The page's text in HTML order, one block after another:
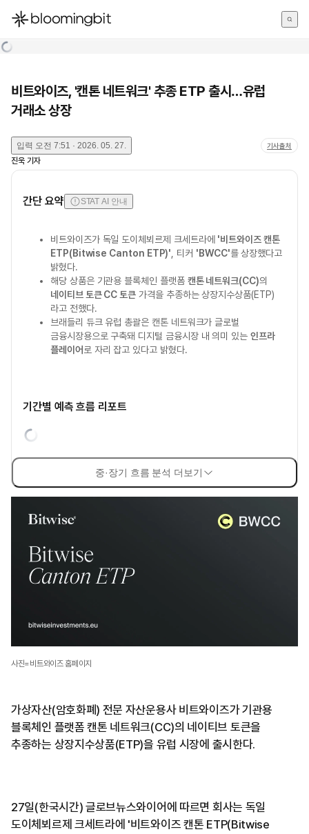
한국어
비트와이즈, '캔톤 네트워크' 추종 ETP 출시…유럽
거래소 상장
입력 오전 7:51 · 2026. 05. 27. 기사출처
진욱 기자
간단 요약 STAT AI 안내
비트와이즈가 독일 도이체뵈르제 크세트라에 '비트와이즈 캔톤
ETP(Bitwise Canton ETP)' , 티커 'BWCC'를 상장했다고
밝혔다.
해당 상품은 기관용 블록체인 플랫폼 캔톤 네트워크(CC)의
네이티브 토큰 CC 토큰 가격을 추종하는 상장지수상품(ETP)
라고 전했다.
브래들리 듀크 유럽 총괄은 캔톤 네트워크가 글로벌
금융시장용으로 구축돼 디지털 금융시장 내 의미 있는 인프라
플레이어 로 자리 잡고 있다고 밝혔다.
기간별 예측 흐름 리포트
중·장기 흐름 분석 더보기
사진=비트와이즈 홈페이지
가상자산(암호화폐) 전문 자산운용사 비트와이즈가 기관용
블록체인 플랫폼 캔톤 네트워크(CC)의 네이티브 토큰을
추종하는 상장지수상품(ETP)을 유럽 시장에 출시한다.
27일(한국시간) 글로브뉴스와이어에 따르면 회사는 독일
도이체뵈르제 크세트라에 '비트와이즈 캔톤 ETP(Bitwise